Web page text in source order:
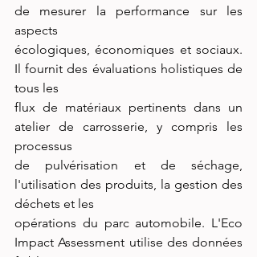
de mesurer la performance sur les
aspects
écologiques, économiques et sociaux.
Il fournit des évaluations holistiques de
tous les
flux de matériaux pertinents dans un
atelier de carrosserie, y compris les
processus
de pulvérisation et de séchage,
l'utilisation des produits, la gestion des
déchets et les
opérations du parc automobile. L'Eco
Impact Assessment utilise des données